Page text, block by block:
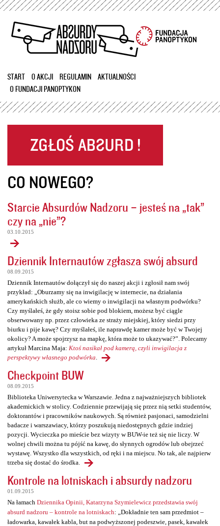
Przejdź
treści
START O AKCJI REGULAMIN
AKTUALNOŚCI
O FUNDACJI PANOPTYKON
CO NOWEGO?
Starcie Absurdów Nadzoru – jesteś na „tak”
czy na „nie”?
03.10.2015
Dziennik Internautów zgłasza swój absurd
08.09.2015
Dziennik Internautów dołączył się do naszej akcji i zgłosił nam swój
przykład: „Oburzamy się na inwigilację w internecie, na działania
amerykańskich służb, ale co wiemy o inwigilacji na własnym podwórku?
Czy myślałeś, że gdy stoisz sobie pod blokiem, możesz być ciągle
obserwowany np. przez człowieka ze straży miejskiej, który siedzi przy
biurku i pije kawę? Czy myślałeś, ile naprawdę kamer może być w Twojej
okolicy? A może spojrzysz na mapkę, która może to ukazywać?”. Polecamy
artykuł Marcina Maja: Ktoś nasikał pod kamerą, czyli inwigilacja z
perspektywy własnego podwórka
Checkpoint BUW
08.09.2015
Biblioteka Uniwersytecka w Warszawie. Jedna z najważniejszych bibliotek
akademickich w stolicy. Codziennie przewijają się przez nią setki studentów,
doktorantów i pracowników naukowych. Są również pasjonaci, samodzielni
badacze i warszawiacy, którzy poszukują niedostępnych gdzie indziej
pozycji. Wycieczka po mieście bez wizyty w BUW-ie też się nie liczy. W
wolnej chwili można tu pójść na kawę, do słynnych ogrodów lub obejrzeć
wystawę. Wszystko dla wszystkich, od ręki i na miejscu. No tak, ale najpierw
trzeba się dostać do środka.
Kontrole na lotniskach i absurdy nadzoru
01.09.2015
Na łamach Dziennika Opinii, Katarzyna Szymielewicz przedstawia swój
absurd nadzoru – kontrole na lotniskach: „Dokładnie ten sam przedmiot –
ładowarka, kawałek kabla, but na podwyższonej podeszwie, pasek, kawałek